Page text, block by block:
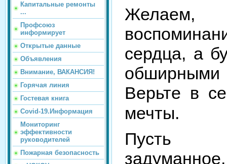
Капитальные ремонты
...
Профсоюз
информирует
Открытые данные
Объявления
Внимание, ВАКАНСИЯ!
Горячая линия
Гостевая книга
Covid-19.Информация
Мониторинг
эффективности
руководителей
Пожарная безопасность
Желаем,
сердца, а
Верьте в
мечты. ⠀
Пусть